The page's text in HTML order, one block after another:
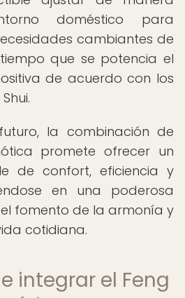
doméstico para
cambiantes de
que se potencia el
de acuerdo con los
la combinación de
promete ofrecer un
de confort, eficiencia y
en una poderosa
fomento de la armonía y
cotidiana.
integrar el Feng